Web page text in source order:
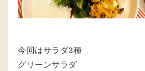
今回はサラダ3種
グリーンサラダ